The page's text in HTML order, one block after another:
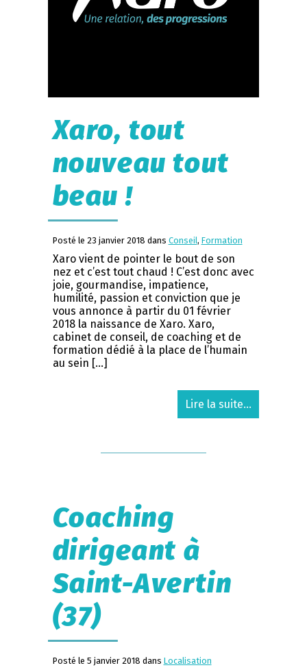
Xaro, tout
nouveau tout
beau !
Posté le 23 janvier 2018 dans Conseil, Formation
Xaro vient de pointer le bout de son
nez et c’est tout chaud ! C’est donc avec
joie, gourmandise, impatience,
humilité, passion et conviction que je
vous annonce à partir du 01 février
2018 la naissance de Xaro. Xaro,
cabinet de conseil, de coaching et de
formation dédié à la place de l’humain
au sein […]
Lire la suite...
Coaching
dirigeant à
Saint-Avertin
(37)
Posté le 5 janvier 2018 dans Localisation